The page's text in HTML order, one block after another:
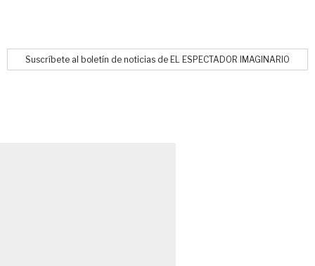
Suscríbete al boletín de noticias de EL ESPECTADOR IMAGINARIO